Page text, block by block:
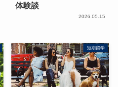
体験談
2026.05.15
短期留学